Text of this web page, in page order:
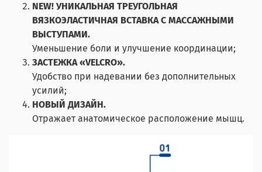
NEW! УНИКАЛЬНАЯ ТРЕУГОЛЬНАЯ
ВЯЗКОЭЛАСТИЧНАЯ ВСТАВКА С МАССАЖНЫМИ
ВЫСТУПАМИ.
Уменьшение боли и улучшение координации;
ЗАСТЕЖКА «VELCRO».
Удобство при надевании без дополнительных
усилий;
НОВЫЙ ДИЗАЙН.
Отражает анатомическое расположение мышц.